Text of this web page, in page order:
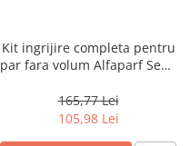
Kit ingrijire completa pentru
par fara volum Alfaparf Semi
165,77 Lei
105,98 Lei